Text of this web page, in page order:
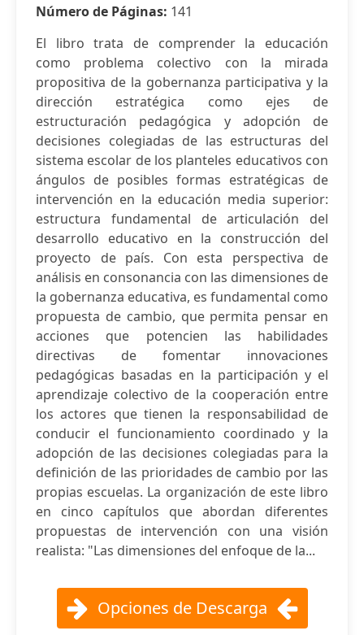
Número de Páginas: 141
El libro trata de comprender la educación
como problema colectivo con la mirada
propositiva de la gobernanza participativa y la
dirección estratégica como ejes de
estructuración pedagógica y adopción de
decisiones colegiadas de las estructuras del
sistema escolar de los planteles educativos con
ángulos de posibles formas estratégicas de
intervención en la educación media superior:
estructura fundamental de articulación del
desarrollo educativo en la construcción del
proyecto de país. Con esta perspectiva de
análisis en consonancia con las dimensiones de
la gobernanza educativa, es fundamental como
propuesta de cambio, que permita pensar en
acciones que potencien las habilidades
directivas de fomentar innovaciones
pedagógicas basadas en la participación y el
aprendizaje colectivo de la cooperación entre
los actores que tienen la responsabilidad de
conducir el funcionamiento coordinado y la
adopción de las decisiones colegiadas para la
definición de las prioridades de cambio por las
propias escuelas. La organización de este libro
en cinco capítulos que abordan diferentes
propuestas de intervención con una visión
realista: "Las dimensiones del enfoque de la...
Opciones de Descarga